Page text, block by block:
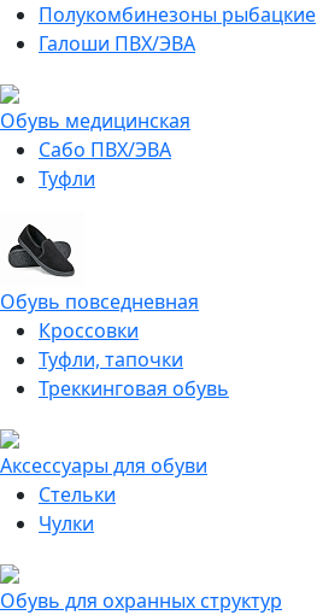
Полукомбинезоны рыбацкие
Галоши ПВХ/ЭВА
Обувь медицинская
Сабо ПВХ/ЭВА
Туфли
Обувь повседневная
Кроссовки
Туфли, тапочки
Треккинговая обувь
Аксессуары для обуви
Стельки
Чулки
Обувь для охранных структур